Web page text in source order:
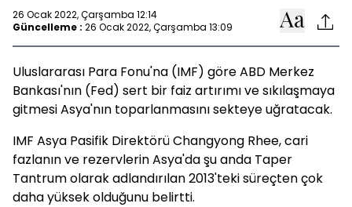
26 Ocak 2022, Çarşamba 12:14
Güncelleme : 26 Ocak 2022, Çarşamba 13:09
Uluslararası Para Fonu'na (IMF) göre ABD Merkez
Bankası'nın (Fed) sert bir faiz artırımı ve sıkılaşmaya
gitmesi Asya'nın toparlanmasını sekteye uğratacak.
IMF Asya Pasifik Direktörü Changyong Rhee, cari
fazlanın ve rezervlerin Asya'da şu anda Taper
Tantrum olarak adlandırılan 2013'teki süreçten çok
daha yüksek olduğunu belirtti.